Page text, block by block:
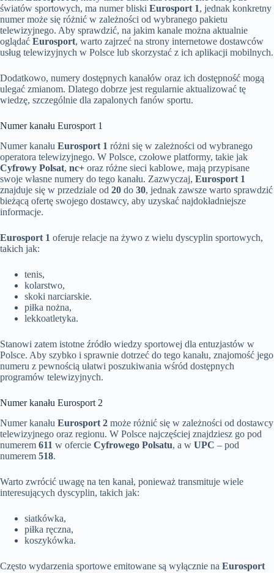
światów sportowych, ma numer bliski Eurosport 1, jednak konkretny
numer może się różnić w zależności od wybranego pakietu
telewizyjnego. Aby sprawdzić, na jakim kanale można aktualnie
oglądać Eurosport, warto zajrzeć na strony internetowe dostawców
usług telewizyjnych w Polsce lub skorzystać z ich aplikacji mobilnych.
Dodatkowo, numery dostępnych kanałów oraz ich dostępność mogą
ulegać zmianom. Dlatego dobrze jest regularnie aktualizować tę
wiedzę, szczególnie dla zapalonych fanów sportu.
Numer kanału Eurosport 1
Numer kanału Eurosport 1 różni się w zależności od wybranego
operatora telewizyjnego. W Polsce, czołowe platformy, takie jak
Cyfrowy Polsat, nc+ oraz różne sieci kablowe, mają przypisane
swoje własne numery do tego kanału. Zazwyczaj, Eurosport 1
znajduje się w przedziale od 20 do 30, jednak zawsze warto sprawdzić
bieżącą ofertę swojego dostawcy, aby uzyskać najdokładniejsze
informacje.
Eurosport 1 oferuje relacje na żywo z wielu dyscyplin sportowych,
takich jak:
tenis,
kolarstwo,
skoki narciarskie.
piłka nożna,
lekkoatletyka.
Stanowi zatem istotne źródło wiedzy sportowej dla entuzjastów w
Polsce. Aby szybko i sprawnie dotrzeć do tego kanału, znajomość jego
numeru z pewnością ułatwi poszukiwania wśród dostępnych
programów telewizyjnych.
Numer kanału Eurosport 2
Numer kanału Eurosport 2 może różnić się w zależności od dostawcy
telewizyjnego oraz regionu. W Polsce najczęściej znajdziesz go pod
numerem 611 w ofercie Cyfrowego Polsatu, a w UPC – pod
numerem 518.
Warto zwrócić uwagę na ten kanał, ponieważ transmituje wiele
interesujących dyscyplin, takich jak:
siatkówka,
piłka ręczna,
koszykówka.
Często wydarzenia sportowe emitowane są wyłącznie na Eurosport